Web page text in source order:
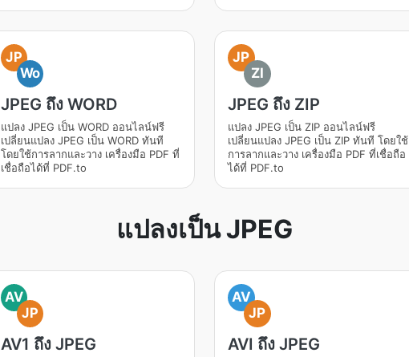
JP
Wo
JPEG ถึง WORD
แปลง JPEG เป็น WORD ออนไลน์ฟรี
เปลี่ยนแปลง JPEG เป็น WORD ทันที
โดยใช้การลากและวาง เครื่องมือ PDF ที่
เชื่อถือได้ที่ PDF.to
JP
ZI
JPEG ถึง ZIP
แปลง JPEG เป็น ZIP ออนไลน์ฟรี
เปลี่ยนแปลง JPEG เป็น ZIP ทันที โดยใช้
การลากและวาง เครื่องมือ PDF ที่เชื่อถือ
ได้ที่ PDF.to
แปลงเป็น JPEG
AV
JP
AV1 ถึง JPEG
AV
JP
AVI ถึง JPEG